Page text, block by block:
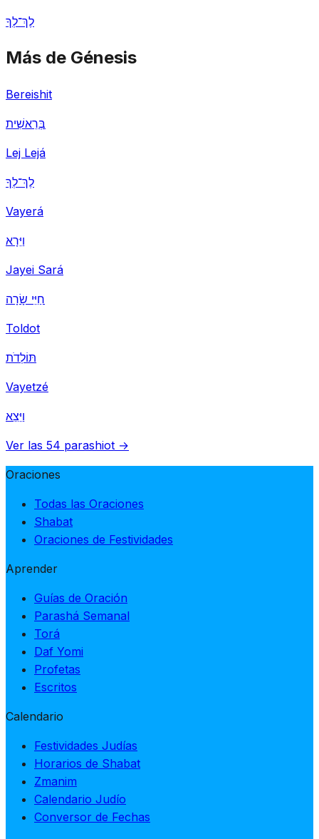
לֶךְ־לְךָ
Más de Génesis
Bereishit
בְּרֵאשִׁית
Lej Lejá
לֶךְ־לְךָ
Vayerá
וַיֵּרָא
Jayei Sará
חַיֵּי שָׂרָה
Toldot
תּוֹלְדֹת
Vayetzé
וַיֵּצֵא
Ver las 54 parashiot →
Oraciones
Todas las Oraciones
Shabat
Oraciones de Festividades
Aprender
Guías de Oración
Parashá Semanal
Torá
Daf Yomi
Profetas
Escritos
Calendario
Festividades Judías
Horarios de Shabat
Zmanim
Calendario Judío
Conversor de Fechas